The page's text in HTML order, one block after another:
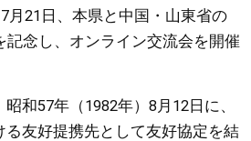
21日、本県と中国・山東省の
記念し、オンライン交流会を開催
和57年（1982年）8月12日に、
友好提携先として友好協定を結